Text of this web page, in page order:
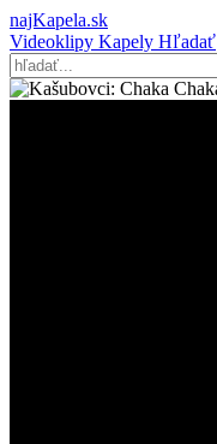
najKapela.sk
Videoklipy Kapely Hľadať